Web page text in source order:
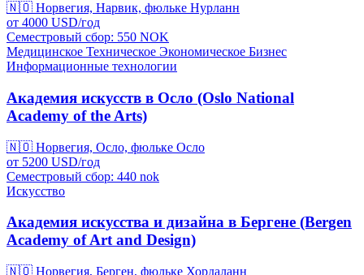
🇳🇴 Норвегия, Нарвик, фюльке Нурланн
от 4000 USD/год
Семестровый сбор: 550 NOK
Медицинское Техническое Экономическое Бизнес
Информационные технологии
Академия искусств в Осло (Oslo National
Academy of the Arts)
🇳🇴 Норвегия, Осло, фюльке Осло
от 5200 USD/год
Семестровый сбор: 440 nok
Искусство
Академия искусства и дизайна в Бергене (Bergen
Academy of Art and Design)
🇳🇴 Норвегия, Берген, фюльке Хордаланн